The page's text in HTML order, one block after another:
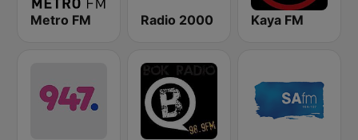
Metro FM Radio 2000 Kaya FM